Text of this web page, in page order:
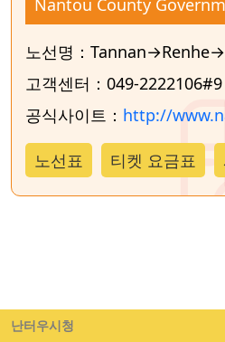
Nantou County
노선명：
고객센터：049-2222106#9
공식사이트： http://
노선표 티켓 요금표
난터우시청